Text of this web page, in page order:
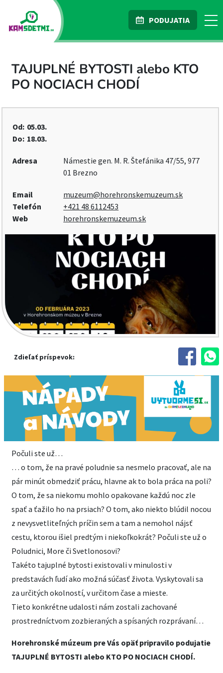
PODUJATIA
TAJUPLNÉ BYTOSTI alebo KTO
PO NOCIACH CHODÍ
Od: 05.03.
Do: 18.03.
Adresa
Námestie gen. M. R. Štefánika 47/55, 977
01 Brezno
Email
muzeum@horehronskemuzeum.sk
Telefón
+421 48 6112453
Web
horehronskemuzeum.sk
Zdieľať príspevok:
Počuli ste už…
… o tom, že na pravé poludnie sa nesmelo pracovať, ale na
pár minút obmedziť prácu, hlavne ak to bola práca na poli?
O tom, že sa niekomu mohlo opakovane každú noc zle
spať a ťažilo ho na prsiach? O tom, ako niekto blúdil nocou
z nevysvetliteľných príčin sem a tam a nemohol nájsť
cestu, ktorou išiel predtým i niekoľkokrát? Počuli ste už o
Poludnici, More či Svetlonosovi?
Takéto tajuplné bytosti existovali v minulosti v
predstavách ľudí ako možná súčasť života. Vyskytovali sa
za určitých okolností, v určitom čase a mieste.
Tieto konkrétne udalosti nám zostali zachované
prostredníctvom zozbieraných a spísaných rozprávaní…
Horehronské múzeum pre Vás opäť pripravilo podujatie
TAJUPLNÉ BYTOSTI alebo KTO PO NOCIACH CHODÍ.